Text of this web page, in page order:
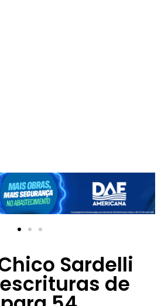
Sardelli
de